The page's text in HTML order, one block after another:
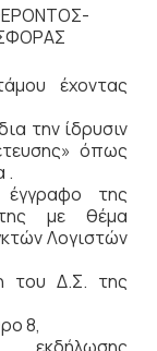
έχοντας
την ίδρυσιν
όπως
.
της
με θέμα
Λογιστών
του Δ.Σ. της
8,